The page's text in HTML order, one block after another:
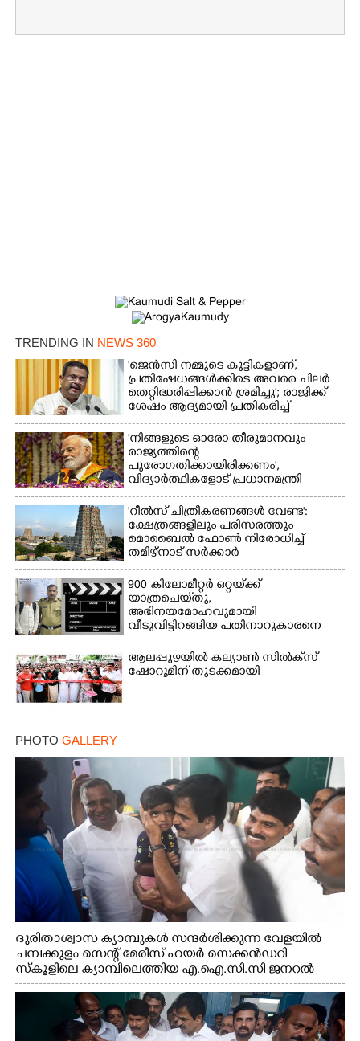
TRENDING IN NEWS 360
'ജെൻസി നമ്മുടെ കുട്ടികളാണ്,
പ്രതിഷേധങ്ങൾക്കിടെ അവരെ ചിലർ
തെറ്റിദ്ധരിപ്പിക്കാൻ ശ്രമിച്ചു'; രാജിക്ക്
ശേഷം ആദ്യമായി പ്രതികരിച്ച്
ധർമ്മേന്ദ്ര പ്രധാൻ
'നിങ്ങളുടെ ഓരോ തീരുമാനവും
രാജ്യത്തിന്റെ
പുരോഗതിക്കായിരിക്കണം',​
വിദ്യാർത്ഥികളോട് പ്രധാനമന്ത്രി
'റീൽസ് ചിത്രീകരണങ്ങൾ വേണ്ട':
ക്ഷേത്രങ്ങളിലും പരിസരത്തും
മൊബൈൽ ഫോൺ നിരോധിച്ച്
തമിഴ്നാട് സർക്കാർ
900 കിലോമീറ്റർ ഒറ്റയ്‌ക്ക്
യാത്രചെ‌യ്‌തു,​
അഭിനയമോഹവുമായി
വീടുവിട്ടിറങ്ങിയ പതിനാറുകാരനെ
കണ്ടെത്തിയത് ഫിലിം സിറ്റിയിൽ
ആലപ്പുഴയിൽ കല്യാൺ സിൽക്‌സ്
ഷോറൂമിന് തുടക്കമായി
PHOTO GALLERY
ദുരിതാശ്വാസ ക്യാമ്പുകൾ സന്ദർശിക്കുന്ന വേളയിൽ
ചമ്പക്കുളം സെന്റ് മേരീസ് ഹയർ സെക്കൻഡറി
സ്കൂളിലെ ക്യാമ്പിലെത്തിയ എ.ഐ.സി.സി ജനറൽ
സെക്രട്ടറി കെ.സി വേണുഗോപാൽ എം.പി കുരുന്നിനെ
എടുത്ത് ലാളിച്ചപ്പോൾ. സഹകരണ-എക്സൈസ്
വകുപ്പ് മന്ത്രി എം. ലിജു, കൃഷിവകുപ്പ് മന്ത്രി ടി. സിദ്ദിഖ്,
റെജി ചെറിയാൻ എം. എൽ. എ എന്നിവർ സമീപം